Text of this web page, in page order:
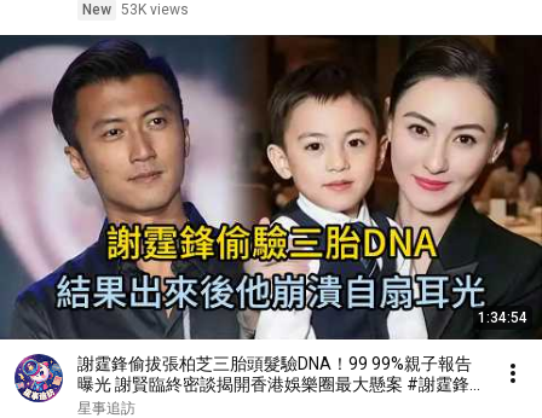
New 53K views
1:34:54
謝霆鋒偷拔張柏芝三胎頭髮驗DNA！99 99%親子報告
曝光 謝賢臨終密談揭開香港娛樂圈最大懸案 #謝霆鋒
#張柏芝 #謝賢 #Marcus
星事追訪